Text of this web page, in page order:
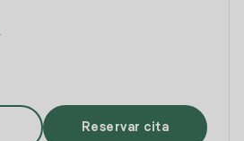
Reservar cita